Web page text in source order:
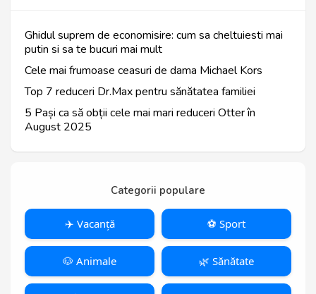
Ghidul suprem de economisire: cum sa cheltuiesti mai
putin si sa te bucuri mai mult
Cele mai frumoase ceasuri de dama Michael Kors
Top 7 reduceri Dr.Max pentru sănătatea familiei
5 Pași ca să obții cele mai mari reduceri Otter în
August 2025
Categorii populare
✈️ Vacanță ⚽️ Sport
🐶 Animale 🌿 Sănătate